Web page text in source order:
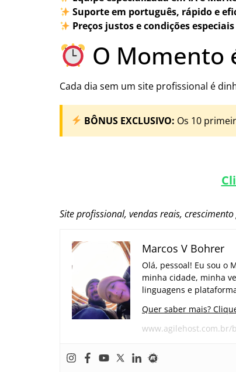
Suporte em português, rápido e
Preços justos e condições
O Momento
Cada dia sem um site profissional é
BÔNUS EXCLUSIVO: Os 10
Site profissional, vendas reais,
Marcos V Bohrer
Olá, pessoal! Eu sou o
minha cidade, minha
linguagens e
Quer saber mais?
www.agilehost.com.br/